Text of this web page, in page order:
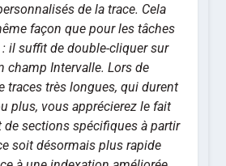
de la trace. Cela
façon que pour les tâches
il suffit de double-cliquer sur
champ Intervalle. Lors de
traces très longues, qui durent
plus, vous apprécierez le fait
de sections spécifiques à partir
soit désormais plus rapide